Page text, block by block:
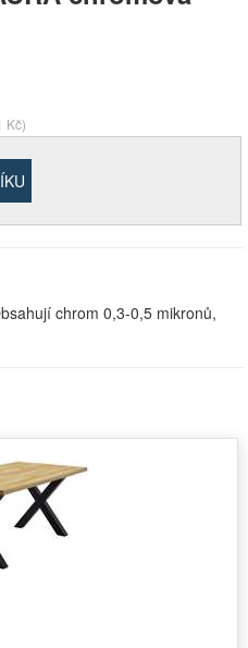
Kč)
chrom 0,3-0,5 mikronů,